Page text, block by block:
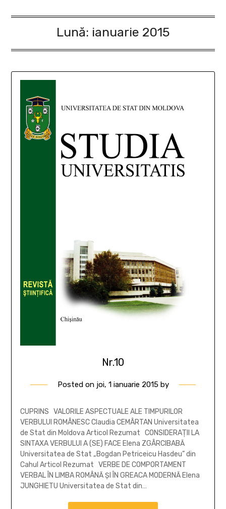
Lună: ianuarie 2015
Nr.10
Posted on joi, 1 ianuarie 2015by
CUPRINS VALORILE ASPECTUALE ALE TIMPURILOR
VERBULUI ROMÂNESC Claudia CEMÂRTAN Universitatea
de Stat din Moldova Articol Rezumat CONSIDERAŢII LA
SINTAXA VERBULUI A (SE) FACE Elena ZGÂRCIBABĂ
Universitatea de Stat „Bogdan Petriceicu Hasdeu” din
Cahul Articol Rezumat VERBE DE COMPORTAMENT
VERBAL ÎN LIMBA ROMÂNĂ ŞI ÎN GREACA MODERNĂ Elena
JUNGHIETU Universitatea de Stat din…